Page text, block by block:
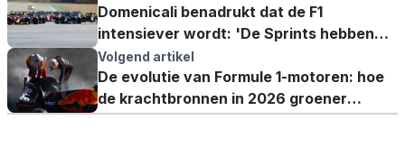
Domenicali benadrukt dat de F1
intensiever wordt: 'De Sprints hebben
een positieve impact'
Volgend artikel
De evolutie van Formule 1-motoren: hoe
de krachtbronnen in 2026 groener
worden